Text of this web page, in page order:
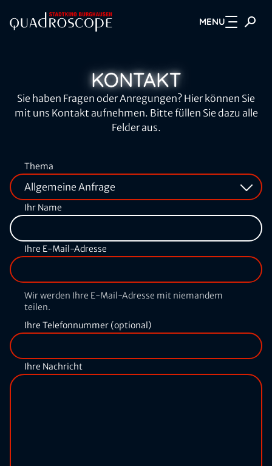
Zum Hauptinhalt springen MENU
KONTAKT
Sie haben Fragen oder Anregungen? Hier können Sie
mit uns Kontakt aufnehmen. Bitte füllen Sie dazu alle
Felder aus.
Thema
Ihr Name
Ihre E-Mail-Adresse
Wir werden Ihre E-Mail-Adresse mit niemandem
teilen.
Ihre Telefonnummer (optional)
Ihre Nachricht